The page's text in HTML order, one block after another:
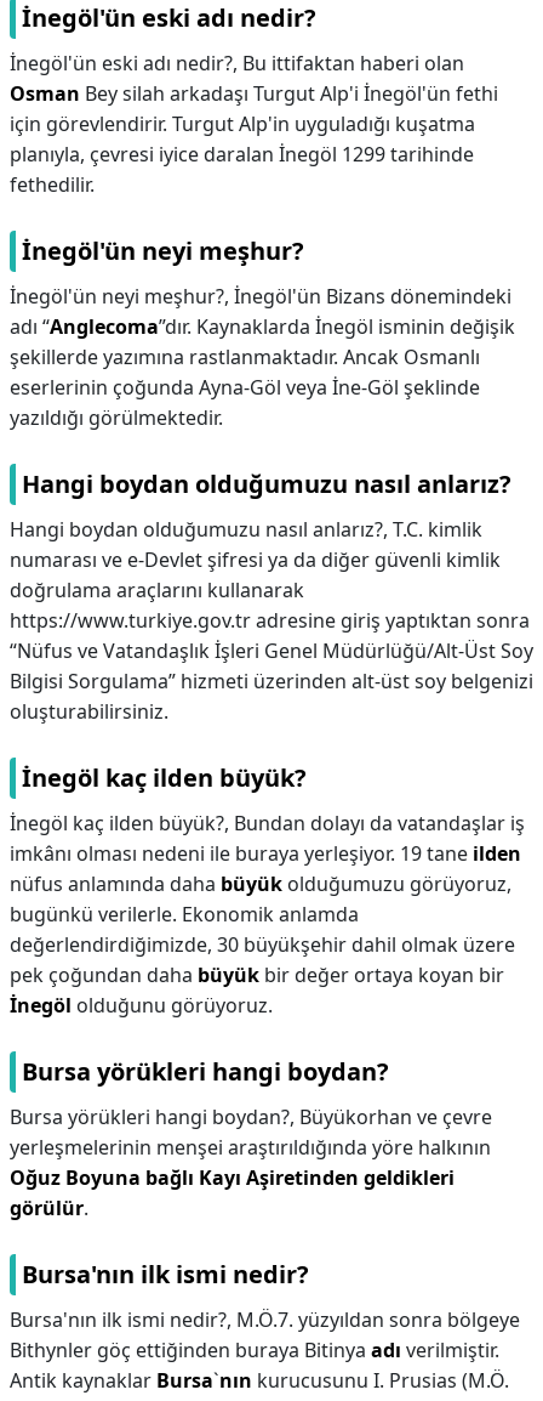
İnegöl'ün eski adı nedir?
İnegöl'ün eski adı nedir?, Bu ittifaktan haberi olan
Osman Bey silah arkadaşı Turgut Alp'i İnegöl'ün fethi
için görevlendirir. Turgut Alp'in uyguladığı kuşatma
planıyla, çevresi iyice daralan İnegöl 1299 tarihinde
fethedilir.
İnegöl'ün neyi meşhur?
İnegöl'ün neyi meşhur?, İnegöl'ün Bizans dönemindeki
adı “Anglecoma”dır. Kaynaklarda İnegöl isminin değişik
şekillerde yazımına rastlanmaktadır. Ancak Osmanlı
eserlerinin çoğunda Ayna-Göl veya İne-Göl şeklinde
yazıldığı görülmektedir.
Hangi boydan olduğumuzu nasıl anlarız?
Hangi boydan olduğumuzu nasıl anlarız?, T.C. kimlik
numarası ve e-Devlet şifresi ya da diğer güvenli kimlik
doğrulama araçlarını kullanarak
https://www.turkiye.gov.tr adresine giriş yaptıktan sonra
“Nüfus ve Vatandaşlık İşleri Genel Müdürlüğü/Alt-Üst Soy
Bilgisi Sorgulama” hizmeti üzerinden alt-üst soy belgenizi
oluşturabilirsiniz.
İnegöl kaç ilden büyük?
İnegöl kaç ilden büyük?, Bundan dolayı da vatandaşlar iş
imkânı olması nedeni ile buraya yerleşiyor. 19 tane ilden
nüfus anlamında daha büyük olduğumuzu görüyoruz,
bugünkü verilerle. Ekonomik anlamda
değerlendirdiğimizde, 30 büyükşehir dahil olmak üzere
pek çoğundan daha büyük bir değer ortaya koyan bir
İnegöl olduğunu görüyoruz.
Bursa yörükleri hangi boydan?
Bursa yörükleri hangi boydan?, Büyükorhan ve çevre
yerleşmelerinin menşei araştırıldığında yöre halkının
Oğuz Boyuna bağlı Kayı Aşiretinden geldikleri
görülür.
Bursa'nın ilk ismi nedir?
Bursa'nın ilk ismi nedir?, M.Ö.7. yüzyıldan sonra bölgeye
Bithynler göç ettiğinden buraya Bitinya adı verilmiştir.
Antik kaynaklar Bursa`nın kurucusunu I. Prusias (M.Ö.